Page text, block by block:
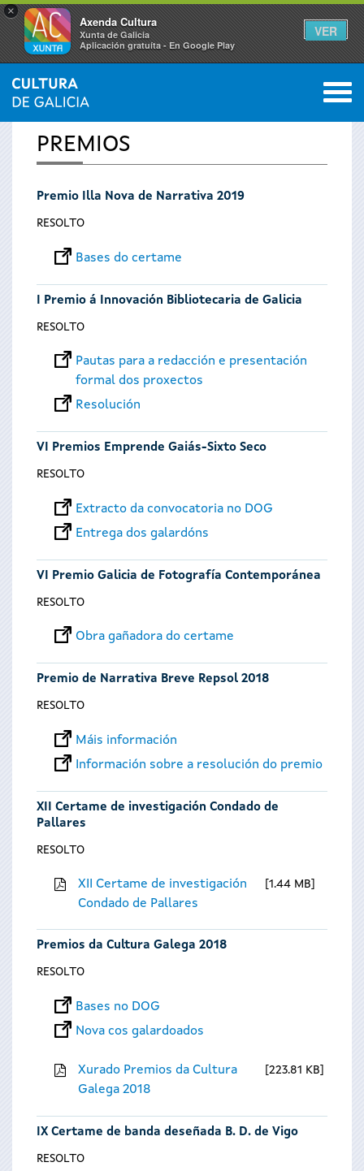
×
Axenda Cultura
Xunta de Galicia
Aplicación gratuíta - En Google Play
VER
Vostede
está
aquí
INICIO 0
PREMIOS
Premio Illa Nova de Narrativa 2019
RESOLTO
Bases do certame
I Premio á Innovación Bibliotecaria de Galicia
RESOLTO
Pautas para a redacción e presentación
formal dos proxectos
Resolución
VI Premios Emprende Gaiás-Sixto Seco
RESOLTO
Extracto da convocatoria no DOG
Entrega dos galardóns
VI Premio Galicia de Fotografía Contemporánea
RESOLTO
Obra gañadora do certame
Premio de Narrativa Breve Repsol 2018
RESOLTO
Máis información
Información sobre a resolución do premio
XII Certame de investigación Condado de
Pallares
RESOLTO
XII Certame de investigación
Condado de Pallares
1.44 MB
Premios da Cultura Galega 2018
RESOLTO
Bases no DOG
Nova cos galardoados
Xurado Premios da Cultura
Galega 2018
223.81 KB
IX Certame de banda deseñada B. D. de Vigo
RESOLTO